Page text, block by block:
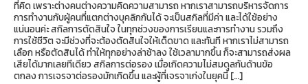
ที่คิด เพราะต่างคนต่างความคิดความสามารถ หากเราสามารถบริหารจัดการ
การทำงานกับผู้คนที่แตกต่างบุคลิกกันได้ จะเป็นสกิลที่มีค่า และได้ใช้อย่าง
แน่นอนค่ะ สกิลการตัดสินใจ ในทุกช่วงของการเรียนและการทำงาน รวมถึง
การใช้ชีวิต จะมีช่วงที่จะต้องตัดสินใจให้เด็ดขาด และทันที หากเราไม่สามารถ
เลือก หรือตัดสินได้ ทำให้ทุกอย่างล่าช้าลง ใช้เวลามากขึ้น ก็จะสามารถส่งผล
เสียได้มากเลยทีเดียว สกิลการต่อรอง เมื่อเกิดความไม่สมดุลกันด้านข้อ
ตกลง การเจรจาต่อรองมักเกิดขึ้น และผู้ที่เจรจาเก่งในยุคนี้ […]